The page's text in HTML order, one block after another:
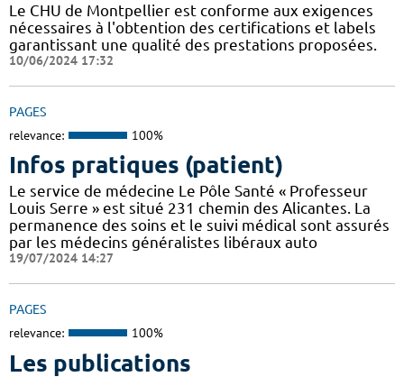
Le CHU de Montpellier est conforme aux exigences
nécessaires à l'obtention des certifications et labels
garantissant une qualité des prestations proposées.
10/06/2024 17:32
PAGES
relevance: 100%
Infos pratiques (patient)
Le service de médecine Le Pôle Santé « Professeur
Louis Serre » est situé 231 chemin des Alicantes. La
permanence des soins et le suivi médical sont assurés
par les médecins généralistes libéraux auto
19/07/2024 14:27
PAGES
relevance: 100%
Les publications